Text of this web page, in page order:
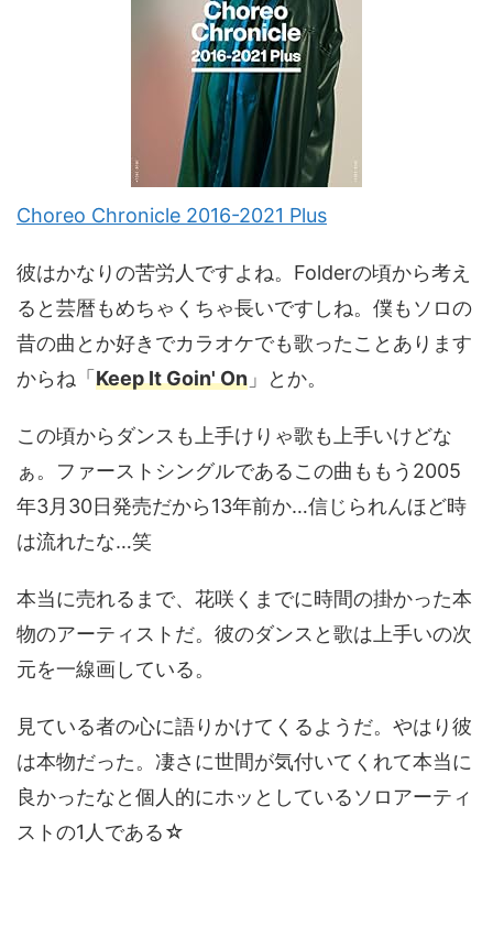
Choreo Chronicle 2016-2021 Plus
彼はかなりの苦労人ですよね。Folderの頃から考え
ると芸暦もめちゃくちゃ長いですしね。僕もソロの
昔の曲とか好きでカラオケでも歌ったことあります
からね「 Keep It Goin' On 」とか。
この頃からダンスも上手けりゃ歌も上手いけどな
ぁ。ファーストシングルであるこの曲ももう2005
年3月30日発売だから13年前か…信じられんほど時
は流れたな…笑
本当に売れるまで、花咲くまでに時間の掛かった本
物のアーティストだ。彼のダンスと歌は上手いの次
元を一線画している。
見ている者の心に語りかけてくるようだ。やはり彼
は本物だった。凄さに世間が気付いてくれて本当に
良かったなと個人的にホッとしているソロアーティ
ストの1人である☆